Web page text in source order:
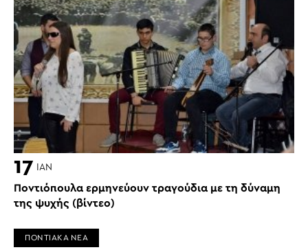
17 ΙΑΝ
Ποντιόπουλα ερμηνεύουν τραγούδια με τη δύναμη
της ψυχής (βίντεο)
ΠΟΝΤΙΑΚΑ ΝΕΑ